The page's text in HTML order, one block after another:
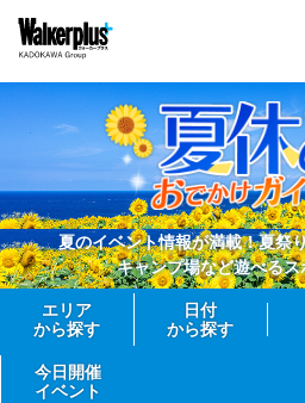
夏のイベント情報が満載！夏祭
キャンプ場など遊べる
エリア
から探す
日付
から探す
今日開催
イベント